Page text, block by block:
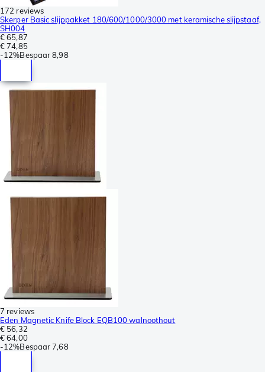
172 reviews
Skerper Basic slijppakket 180/600/1000/3000 met keramische slijpstaaf,
SH004
€ 65,87
€ 74,85
-12%Bespaar 8,98
7 reviews
Eden Magnetic Knife Block EQB100 walnoothout
€ 56,32
€ 64,00
-12%Bespaar 7,68